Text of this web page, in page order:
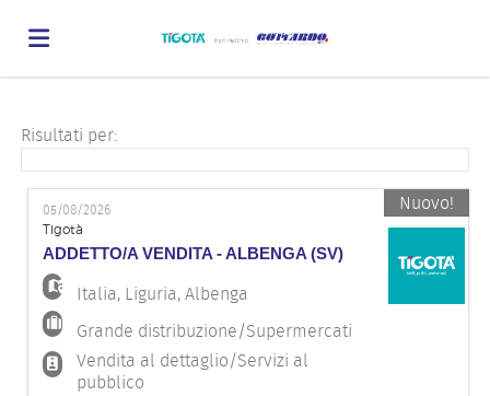
Offerte
di
lavoro
Carica
il
Login
Risultati per:
05/08/2026
Tigotà
ADDETTO/A VENDITA - ALBENGA (SV)
Italia, Liguria,Albenga
Grande distribuzione/Supermercati
Vendita al dettaglio/Servizi al
pubblico
Nuovo!